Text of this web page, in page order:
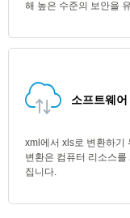
해 높은 수준의 보안을
소프트웨
xml에서 xls로 변환하기
변환은 컴퓨터 리소스
집니다.